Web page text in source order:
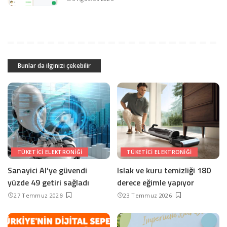
Bunlar da ilginizi çekebilir
TÜKETICI ELEKTRONIĞI
Sanayici AI’ye güvendi
yüzde 49 getiri sağladı
27 Temmuz 2026
TÜKETICI ELEKTRONIĞI
Islak ve kuru temizliği 180
derece eğimle yapıyor
23 Temmuz 2026